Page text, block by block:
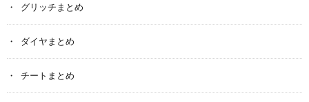
グリッチまとめ
ダイヤまとめ
チートまとめ